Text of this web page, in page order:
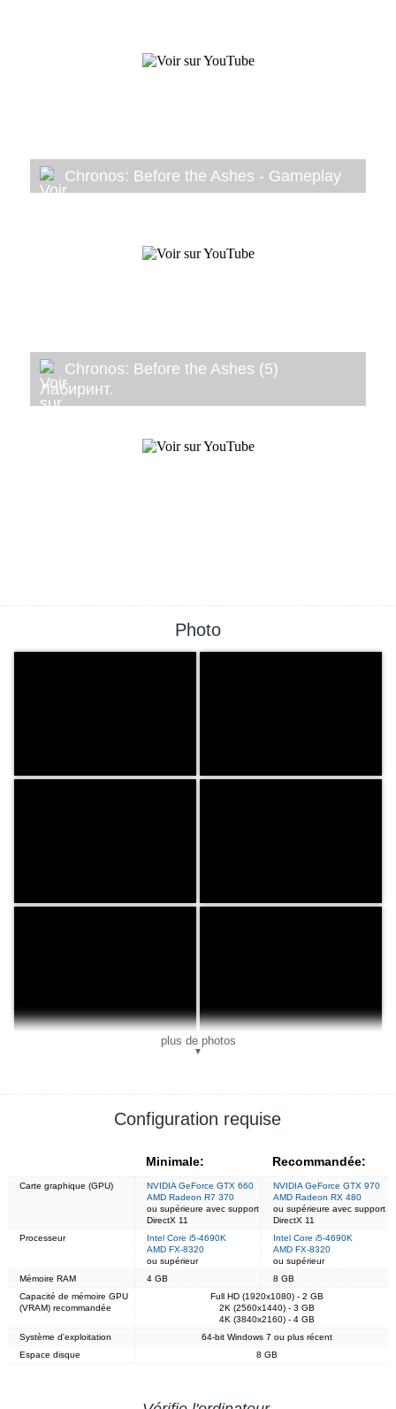
Chronos: Before the Ashes - Gameplay
Chronos: Before the Ashes (5)
Лабиринт.
Photo
plus de photos
▼
Configuration requise
Minimale: Recommandée:
Carte graphique (GPU)
NVIDIA GeForce GTX 660
AMD Radeon R7 370
ou supérieure avec support
DirectX 11
NVIDIA GeForce GTX 970
AMD Radeon RX 480
ou supérieure avec support
DirectX 11
Processeur
Intel Core i5-4690K
AMD FX-8320
ou supérieur
Intel Core i5-4690K
AMD FX-8320
ou supérieur
Mémoire RAM
4 GB
8 GB
Capacité de mémoire GPU
(VRAM) recommandée
Full HD (1920x1080) - 2 GB
2K (2560x1440) - 3 GB
4K (3840x2160) - 4 GB
Système d'exploitation
64-bit Windows 7 ou plus récent
Espace disque
8 GB